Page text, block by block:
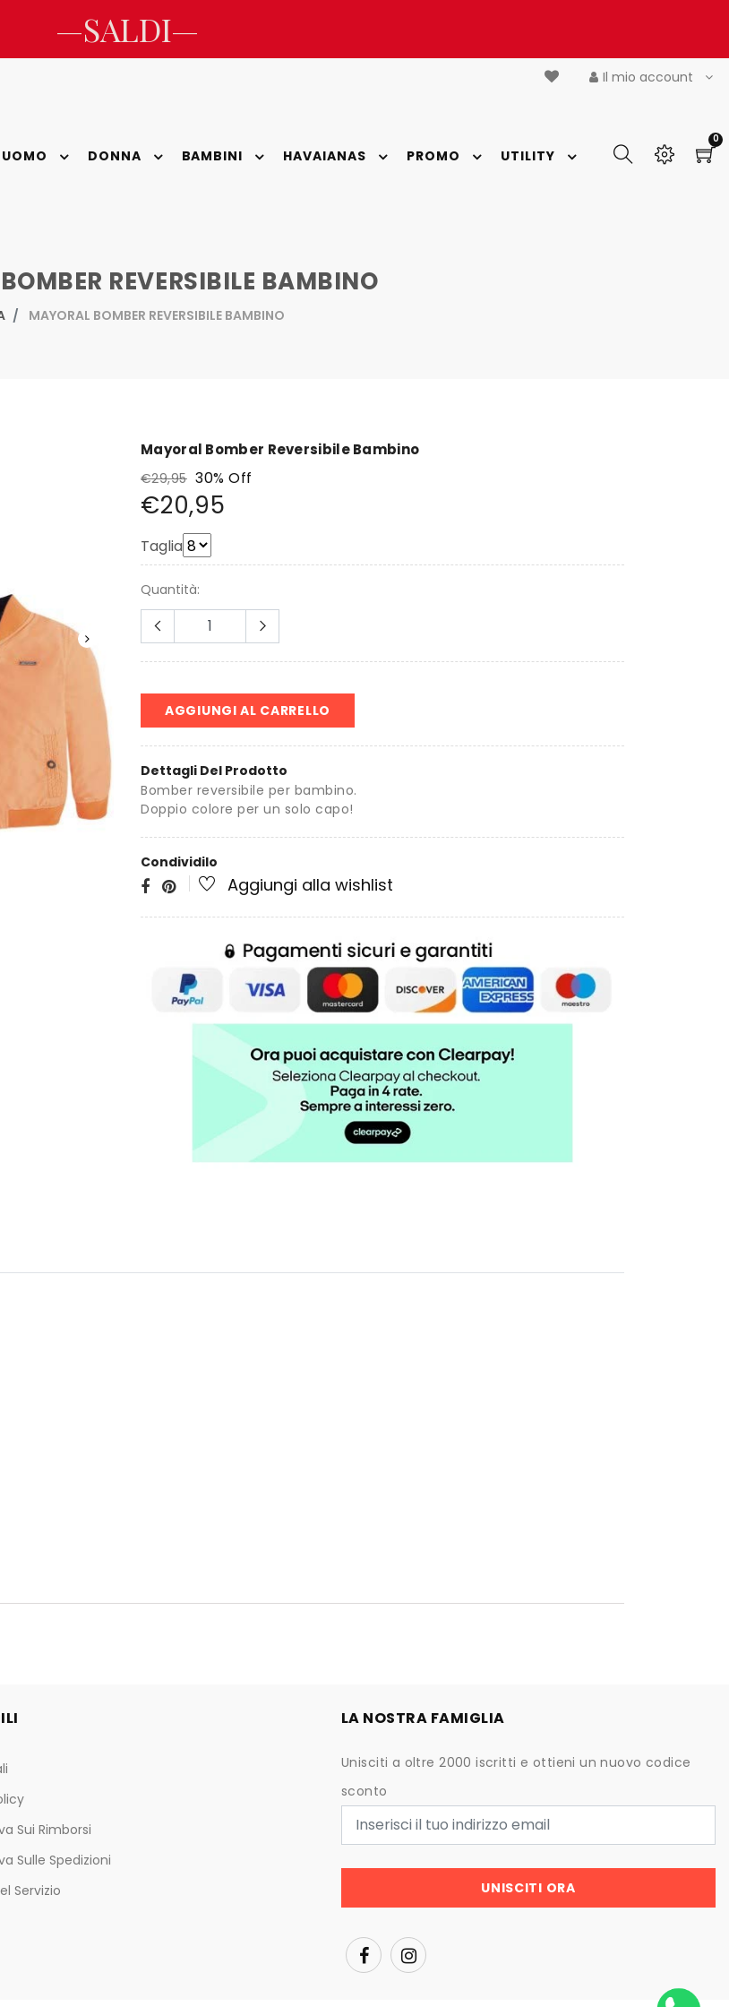
—SALDI—
Il mio account
UOMO DONNA BAMBINI HAVAIANAS PROMO UTILITY
0
REVERSIBILE BAMBINO
MAYORAL BOMBER REVERSIBILE BAMBINO
Mayoral Bomber Reversibile Bambino
€29,95 30% Off
€20,95
Taglia
Quantità:
AGGIUNGI AL CARRELLO
Dettagli Del Prodotto
Bomber reversibile per bambino.
Doppio colore per un solo capo!
Condividilo
Aggiungi alla wishlist
Sui Rimborsi
Sulle Spedizioni
Servizio
LA NOSTRA FAMIGLIA
Unisciti a oltre 2000 iscritti e ottieni un nuovo codice
sconto
UNISCITI ORA